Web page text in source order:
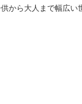
から大人まで幅広い